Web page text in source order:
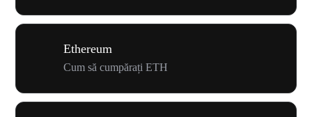
Ethereum
Cum să cumpărați ETH